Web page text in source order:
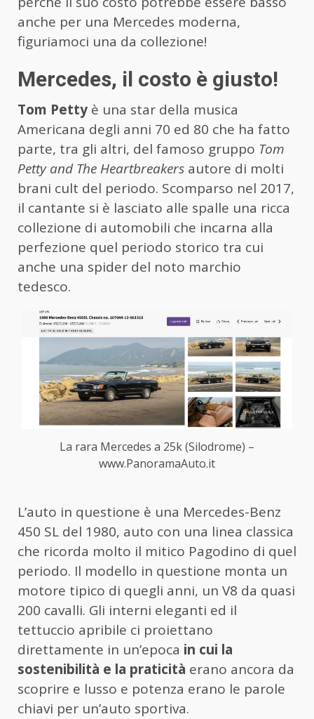
anche per una Mercedes moderna,
figuriamoci una da collezione!
Mercedes, il costo è giusto!
Tom Petty è una star della musica
Americana degli anni 70 ed 80 che ha fatto
parte, tra gli altri, del famoso gruppo Tom
Petty and The Heartbreakers autore di molti
brani cult del periodo. Scomparso nel 2017,
il cantante si è lasciato alle spalle una ricca
collezione di automobili che incarna alla
perfezione quel periodo storico tra cui
anche una spider del noto marchio
tedesco.
La rara Mercedes a 25k (Silodrome) –
www.PanoramaAuto.it
L’auto in questione è una Mercedes-Benz
450 SL del 1980, auto con una linea classica
che ricorda molto il mitico Pagodino di quel
periodo. Il modello in questione monta un
motore tipico di quegli anni, un V8 da quasi
200 cavalli. Gli interni eleganti ed il
tettuccio apribile ci proiettano
direttamente in un’epoca in cui la
sostenibilità e la praticità erano ancora da
scoprire e lusso e potenza erano le parole
chiavi per un’auto sportiva.